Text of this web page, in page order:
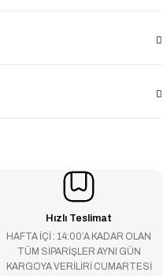
Hızlı Teslimat
HAFTA İÇİ : 14:00’A KADAR OLAN
TÜM SİPARİŞLER AYNI GÜN
KARGOYA VERİLİRİ CUMARTESİ